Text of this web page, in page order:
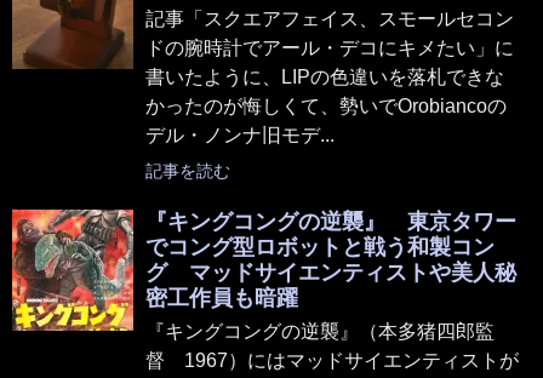
記事「スクエアフェイス、スモールセコン
ドの腕時計でアール・デコにキメたい」に
書いたように、LIPの色違いを落札できな
かったのが悔しくて、勢いでOrobiancoの
デル・ノンナ旧モデ...
記事を読む
『キングコングの逆襲』 東京タワー
でコング型ロボットと戦う和製コン
グ マッドサイエンティストや美人秘
密工作員も暗躍
『キングコングの逆襲』（本多猪四郎監
督 1967）にはマッドサイエンティストが